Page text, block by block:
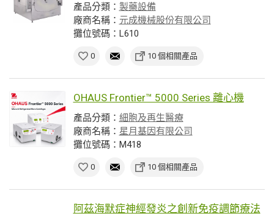
產品分類： 製藥設備
廠商名稱： 元成機械股份有限公司
攤位號碼：L610
0 10 個相關產品
OHAUS Frontier™ 5000 Series 離心機
產品分類： 細胞及再生醫療
廠商名稱： 星月基因有限公司
攤位號碼：M418
0 10 個相關產品
阿茲海默症神經發炎之創新免疫調節療法